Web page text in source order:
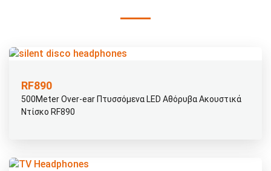
RF890
500Meter Over-ear Πτυσσόμενα LED Αθόρυβα Ακουστικά
Ντίσκο RF890